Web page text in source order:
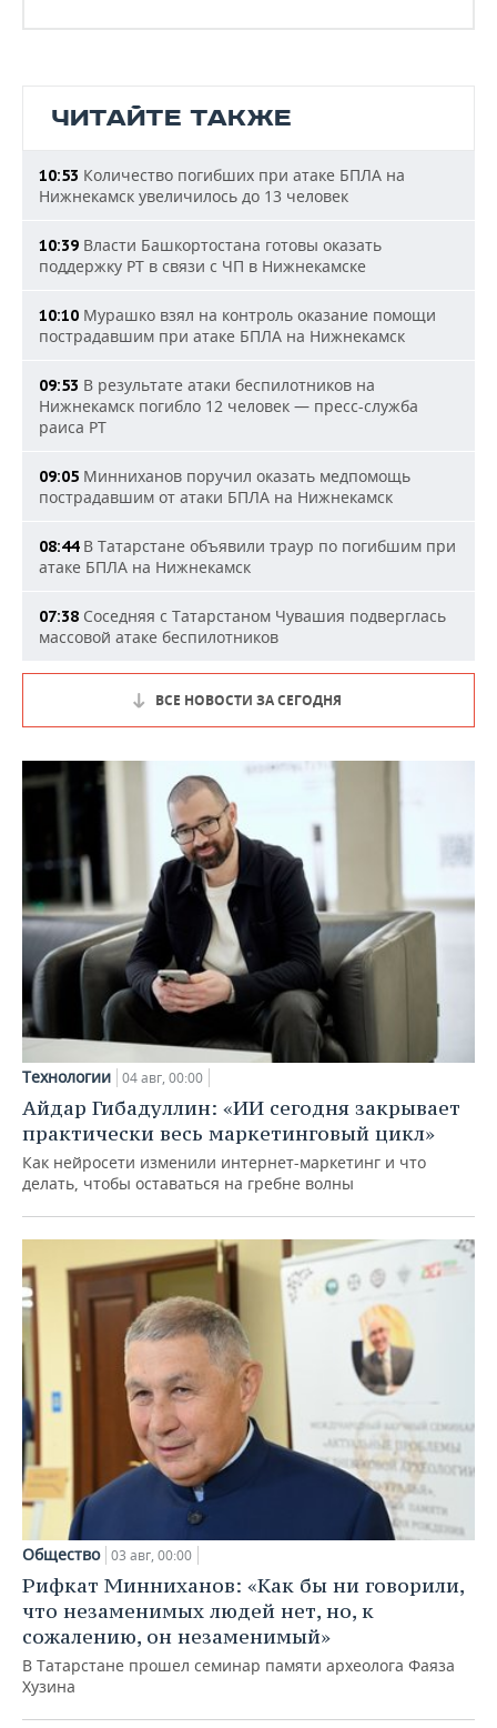
ЧИТАЙТЕ ТАКЖЕ
10:53 Количество погибших при атаке БПЛА на
Нижнекамск увеличилось до 13 человек
10:39 Власти Башкортостана готовы оказать
поддержку РТ в связи с ЧП в Нижнекамске
10:10 Мурашко взял на контроль оказание помощи
пострадавшим при атаке БПЛА на Нижнекамск
09:53 В результате атаки беспилотников на
Нижнекамск погибло 12 человек — пресс-служба
раиса РТ
09:05 Минниханов поручил оказать медпомощь
пострадавшим от атаки БПЛА на Нижнекамск
08:44В Татарстане объявили траур по погибшим при
атаке БПЛА на Нижнекамск
07:38 Соседняя с Татарстаном Чувашия подверглась
массовой атаке беспилотников
ВСЕ НОВОСТИ ЗА СЕГОДНЯ
Технологии 04 авг, 00:00
Айдар Гибадуллин: «ИИ сегодня закрывает
практически весь маркетинговый цикл»
Как нейросети изменили интернет-маркетинг и что
делать, чтобы оставаться на гребне волны
Общество 03 авг, 00:00
Рифкат Минниханов: «Как бы ни говорили,
что незаменимых людей нет, но, к
сожалению, он незаменимый»
В Татарстане прошел семинар памяти археолога Фаяза
Хузина